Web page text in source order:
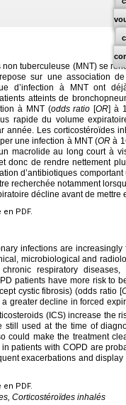
tuberculeuse (MNT) se
sur une association
d’infection à MNT ont
atteints de
à MNT (odds ratio [OR] à
rapide du volume
année. Les corticostéroïdes
une infection à MNT (OR à
macrolide au long court à
donc de rendre nettement
d’antibiotiques
recherchée notamment
décline avant de mettre
PDF.
infections are
microbiological and
respiratory
patients have more risk to
cystic fibrosis) (odds ratio [
greater decline in forced
(ICS) increase the
used at the time of
could make the treatment
patients with COPD are
exacerbations and
PDF.
Corticostéroïdes inhalés